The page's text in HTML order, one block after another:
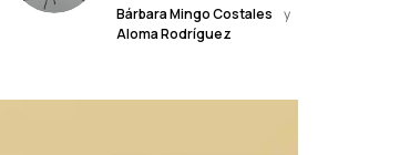
Bárbara Mingo Costales
y
Aloma Rodríguez